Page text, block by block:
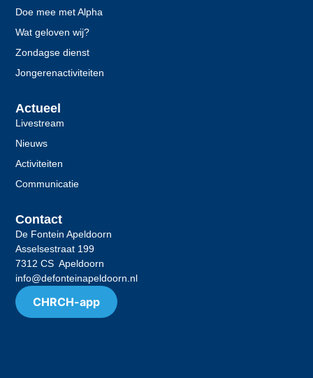
Doe mee met Alpha
Wat geloven wij?
Zondagse dienst
Jongerenactiviteiten
Actueel
Livestream
Nieuws
Activiteiten
Communicatie
Contact
De Fontein Apeldoorn
Asselsestraat 199
7312 CS Apeldoorn
info@defonteinapeldoorn.nl
CHRCH-app